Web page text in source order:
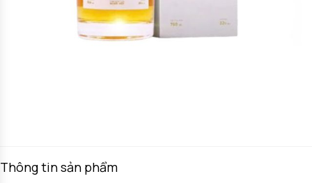
Thông tin sản phẩm